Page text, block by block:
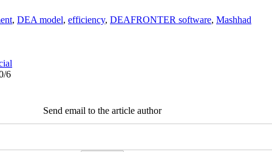
, DEA model, efficiency, DEAFRONTER software, Mashhad
6
Send email to the article author